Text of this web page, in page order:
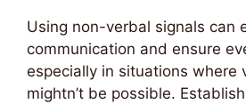
Using non-verbal signals can
communication and ensure
especially in situations where
mightn’t be possible.